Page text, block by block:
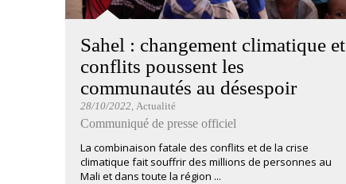
Sahel : changement climatique et
conflits poussent les
communautés au désespoir
28/10/2022, Actualité
Communiqué de presse officiel
La combinaison fatale des conflits et de la crise
climatique fait souffrir des millions de personnes au
Mali et dans toute la région ...